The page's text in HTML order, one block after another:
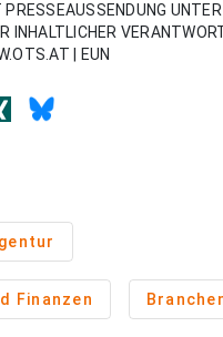
UNTER
INHALTLICHER
| EUN
Finanzen